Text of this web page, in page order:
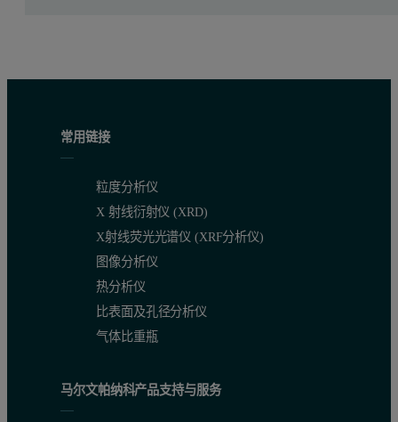
常用链接
粒度分析仪
X 射线衍射仪 (XRD)
X射线荧光光谱仪 (XRF分析仪)
图像分析仪
热分析仪
比表面及孔径分析仪
气体比重瓶
马尔文帕纳科产品支持与服务